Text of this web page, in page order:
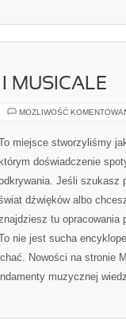
MUSICALE
MOŻLIWOŚĆ
miejsce stworzyliśmy
którym doświadczenie
Jeśli szukasz
dźwięków albo
tu opracowania
nie jest sucha
Nowości na stronie
muzycznej